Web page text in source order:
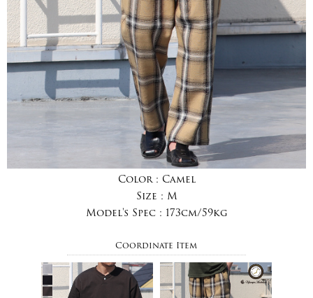
Color : Camel
Size : M
Model's Spec : 173cm/59kg
Coordinate Item